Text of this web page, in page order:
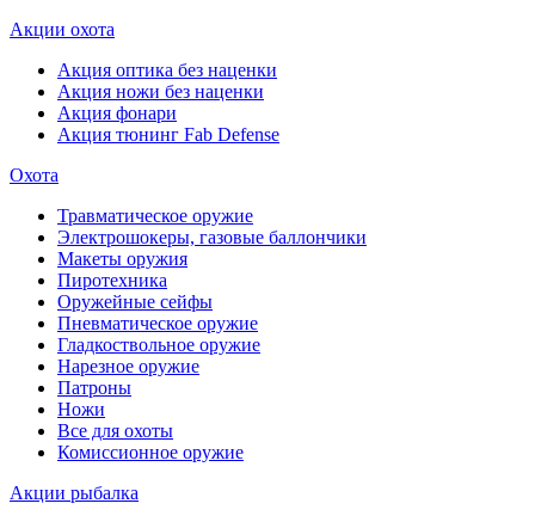
Акции охота
Акция оптика без наценки
Акция ножи без наценки
Акция фонари
Акция тюнинг Fab Defense
Охота
Травматическое оружие
Электрошокеры, газовые баллончики
Макеты оружия
Пиротехника
Оружейные сейфы
Пневматическое оружие
Гладкоствольное оружие
Нарезное оружие
Патроны
Ножи
Все для охоты
Комиссионное оружие
Акции рыбалка